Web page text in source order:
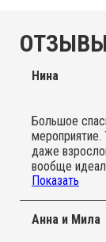
ОТЗЫВЫ
Нина
Большое
мероприятие.
даже
вообще
подавалась в
ребенка
Показать
Анна и Мила